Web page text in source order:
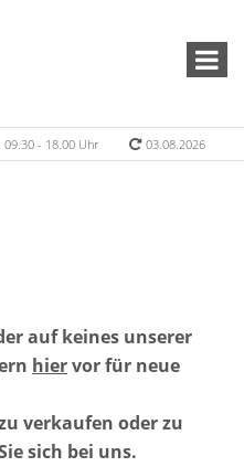
09.30 - 18.00 Uhr 03.08.2026
auf keines unserer
hiervor für neue
verkaufen oder zu
sich bei uns.